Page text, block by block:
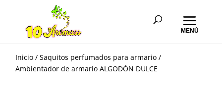
Inicio /Saquitos perfumados para armario /
Ambientador de armario ALGODÓN DULCE